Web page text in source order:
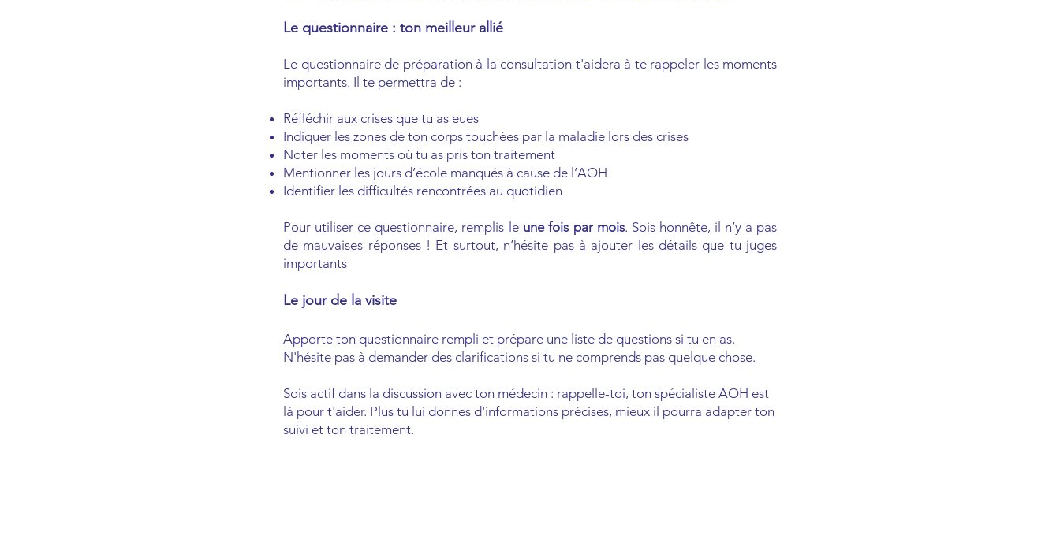
Le questionnaire : ton meilleur allié
Le questionnaire de préparation à la consultation t'aidera à te rappeler les moments
importants. Il te permettra de :
Réfléchir aux crises que tu as eues
Indiquer les zones de ton corps touchées par la maladie lors des crises
Noter les moments où tu as pris ton traitement
Mentionner les jours d’école manqués à cause de l’AOH
Identifier les difficultés rencontrées au quotidien
Pour utiliser ce questionnaire, remplis-le une fois par mois. Sois honnête, il n’y a pas
de mauvaises réponses ! Et surtout, n’hésite pas à ajouter les détails que tu juges
importants
Le jour de la visite
Apporte ton questionnaire rempli et prépare une liste de questions si tu en as.
N'hésite pas à demander des clarifications si tu ne comprends pas quelque chose.
Sois actif dans la discussion avec ton médecin : rappelle-toi, ton spécialiste AOH est
là pour t'aider. Plus tu lui donnes d'informations précises, mieux il pourra adapter ton
suivi et ton traitement.